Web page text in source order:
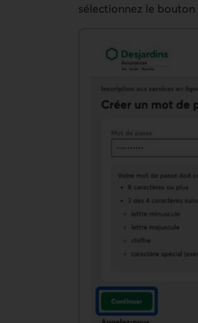
sélectionnez le bouton